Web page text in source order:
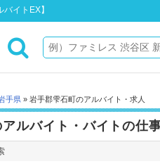
イトEX】
手県 » 岩手郡雫石町のアルバイト・求人
ルバイト・バイトの仕